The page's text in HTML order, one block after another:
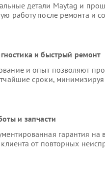
детали Maytag и
работу после ремонта и
и быстрый ремонт
и опыт позволяют
сроки, минимизируя
и запчасти
гарантия
от повторных